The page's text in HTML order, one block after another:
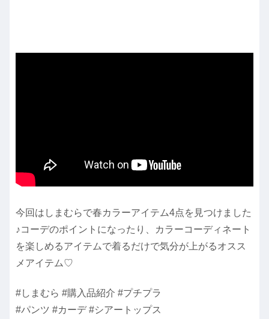
今回はしまむらで春カラーアイテム4点を見つけました
♪コーデのポイントになったり、カラーコーディネート
を楽しめるアイテムで着るだけで気分が上がるオスス
メアイテム♡
#しまむら #購入品紹介 #プチプラ
#パンツ #カーデ #シアートップス